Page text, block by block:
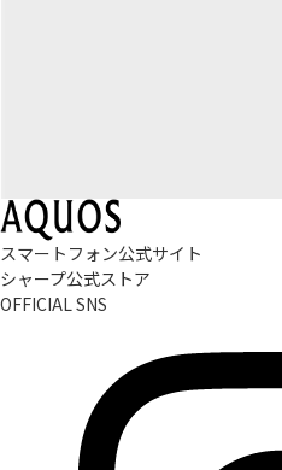
スマートフォン公式サイト
シャープ公式ストア
OFFICIAL SNS